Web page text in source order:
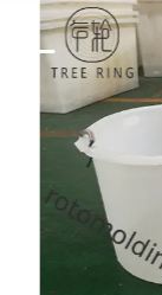
ΣΠΊΤΙ
ΠΡΟΪΌΝΤΑ
ΒΊΝΤΕΟ
Treering
Plastics